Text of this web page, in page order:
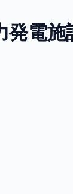
発電